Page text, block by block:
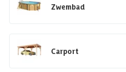
Zwembad
Carport